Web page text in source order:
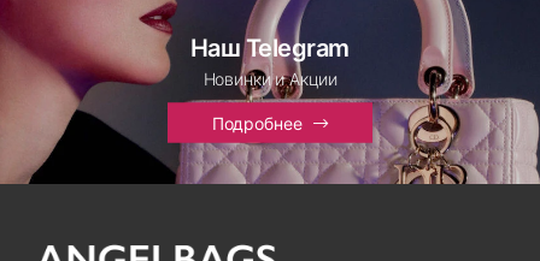
Наш Telegram
Новинки и Акции
Подробнее